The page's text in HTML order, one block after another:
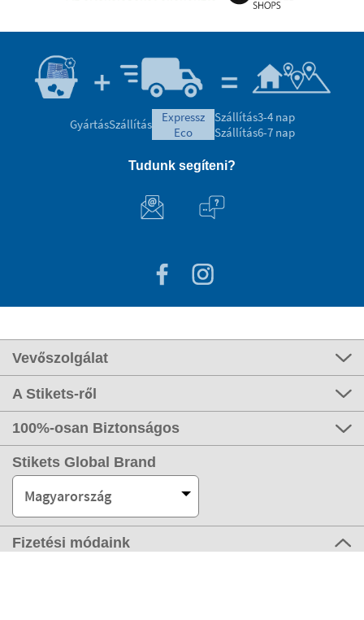
GyártásSzállítás
expressz
eco
Szállítás3-4 nap
Szállítás6-7 nap
Tudunk segíteni?
Vevőszolgálat
A Stikets-ről
100%-osan Biztonságos
Stikets Global Brand
Magyarország
Fizetési módaink